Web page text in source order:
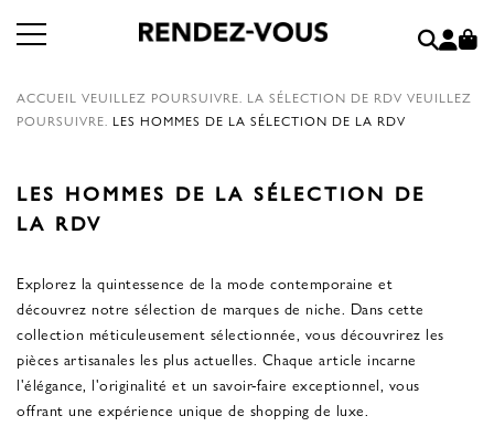
ACCUEIL VEUILLEZ POURSUIVRE. LA SÉLECTION DE RDV VEUILLEZ
POURSUIVRE. LES HOMMES DE LA SÉLECTION DE LA RDV
LES HOMMES DE LA SÉLECTION DE
LA RDV
Explorez la quintessence de la mode contemporaine et
découvrez notre sélection de marques de niche. Dans cette
collection méticuleusement sélectionnée, vous découvrirez les
pièces artisanales les plus actuelles. Chaque article incarne
l'élégance, l'originalité et un savoir-faire exceptionnel, vous
offrant une expérience unique de shopping de luxe.